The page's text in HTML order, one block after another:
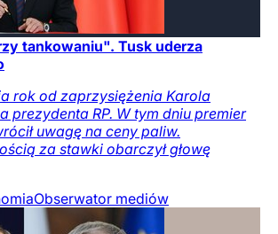
tankowaniu". Tusk uderza
rok od zaprzysiężenia Karola
prezydenta RP. W tym dniu premier
uwagę na ceny paliw.
za stawki obarczył głowę
Obserwator mediów